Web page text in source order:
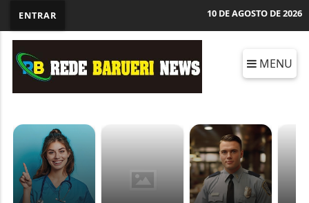
ENTRAR 10 DE AGOSTO DE 2026
MENU